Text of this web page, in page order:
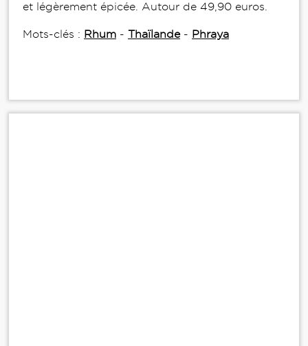
et légèrement épicée. Autour de 49,90 euros.
Mots-clés : Rhum - Thaïlande- Phraya